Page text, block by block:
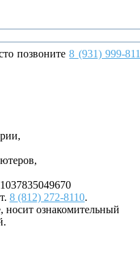
позвоните8 (931) 999-
8 (812) 272-8110.
носит ознакомительный